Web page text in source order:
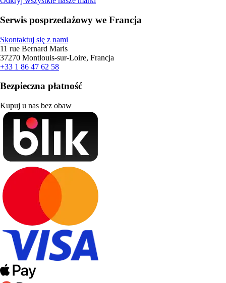
Serwis posprzedażowy we Francja
Skontaktuj się z nami
11 rue Bernard Maris
37270 Montlouis-sur-Loire, Francja
+33 1 86 47 62 58
Bezpieczna płatność
Kupuj u nas bez obaw